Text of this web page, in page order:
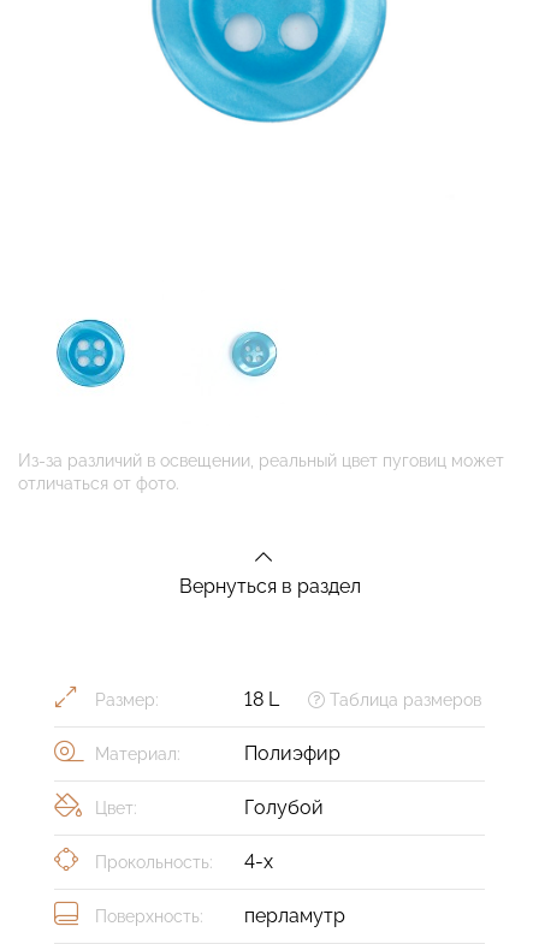
Из-за различий в освещении, реальный цвет пуговиц может
отличаться от фото.
Вернуться в раздел
Размер: 18 L Таблица размеров
Материал: Полиэфир
Цвет: Голубой
Прокольность: 4-х
Поверхность: перламутр